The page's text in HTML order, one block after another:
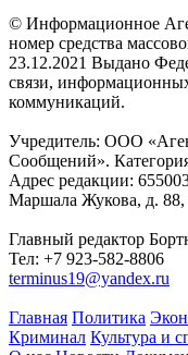
© Информационное
номер средства
23.12.2021 Выдано
связи,
коммуникаций.
Учредитель: ООО
Сообщений».
Адрес редакции:
Маршала Жукова, д. 88,
Главный редактор
Тел: +7 923-582-8806
terminus19@yandex.ru
Главная Политика
Криминал Культура и